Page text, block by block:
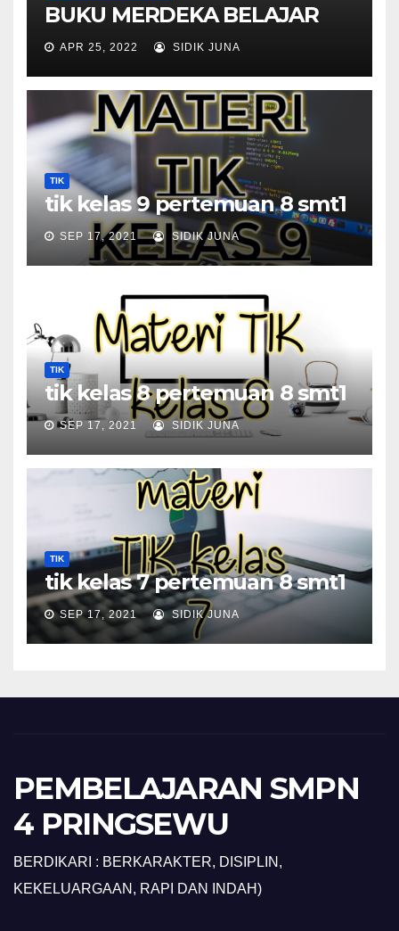
BUKU MERDEKA BELAJAR
APR 25, 2022 SIDIK JUNA
TIK
tik kelas 9 pertemuan 8 smt1
SEP 17, 2021 SIDIK JUNA
TIK
tik kelas 8 pertemuan 8 smt1
SEP 17, 2021 SIDIK JUNA
TIK
tik kelas 7 pertemuan 8 smt1
SEP 17, 2021 SIDIK JUNA
PEMBELAJARAN SMPN
4 PRINGSEWU
BERDIKARI : BERKARAKTER, DISIPLIN,
KEKELUARGAAN, RAPI DAN INDAH)